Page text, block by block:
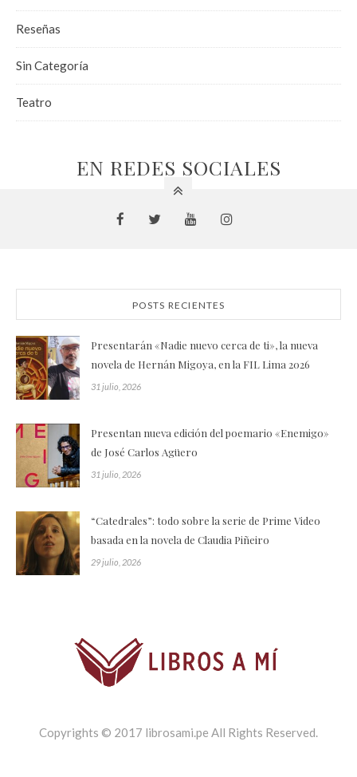
Reseñas
Sin Categoría
Teatro
EN REDES SOCIALES
POSTS RECIENTES
Presentarán «Nadie nuevo cerca de ti», la nueva
novela de Hernán Migoya, en la FIL Lima 2026
31 julio, 2026
Presentan nueva edición del poemario «Enemigo»
de José Carlos Agüero
31 julio, 2026
“Catedrales”: todo sobre la serie de Prime Video
basada en la novela de Claudia Piñeiro
29 julio, 2026
Copyrights © 2017 librosami.pe All Rights Reserved.